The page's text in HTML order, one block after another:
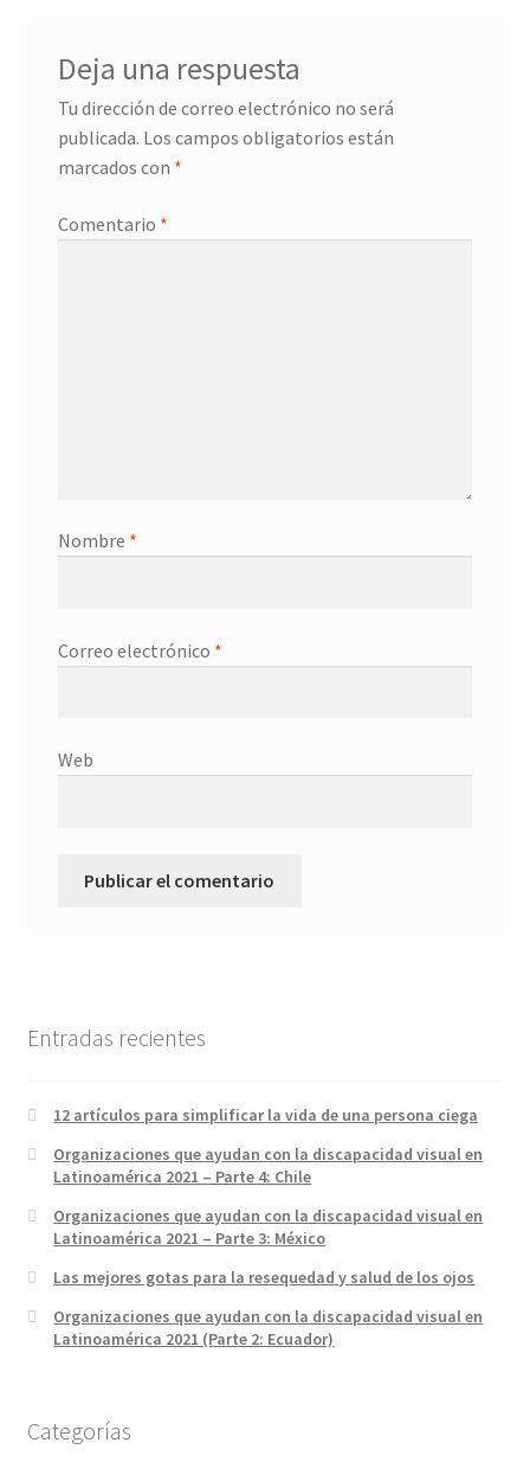
Deja una respuesta
Tu dirección de correo electrónico no será
publicada. Los campos obligatorios están
marcados con *
Comentario *
Nombre *
Correo electrónico *
Web
Entradas recientes
12 artículos para simplificar la vida de una persona ciega
Organizaciones que ayudan con la discapacidad visual en
Latinoamérica 2021 – Parte 4: Chile
Organizaciones que ayudan con la discapacidad visual en
Latinoamérica 2021 – Parte 3: México
Las mejores gotas para la resequedad y salud de los ojos
Organizaciones que ayudan con la discapacidad visual en
Latinoamérica 2021 (Parte 2: Ecuador)
Categorías